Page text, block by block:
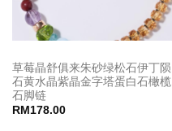
草莓晶舒俱来朱砂绿松石伊丁陨
石黄水晶紫晶金字塔蛋白石橄榄
石脚链
RM 178.00